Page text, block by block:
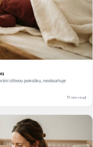
citlivou pokožku, neobsahuje
11 min read